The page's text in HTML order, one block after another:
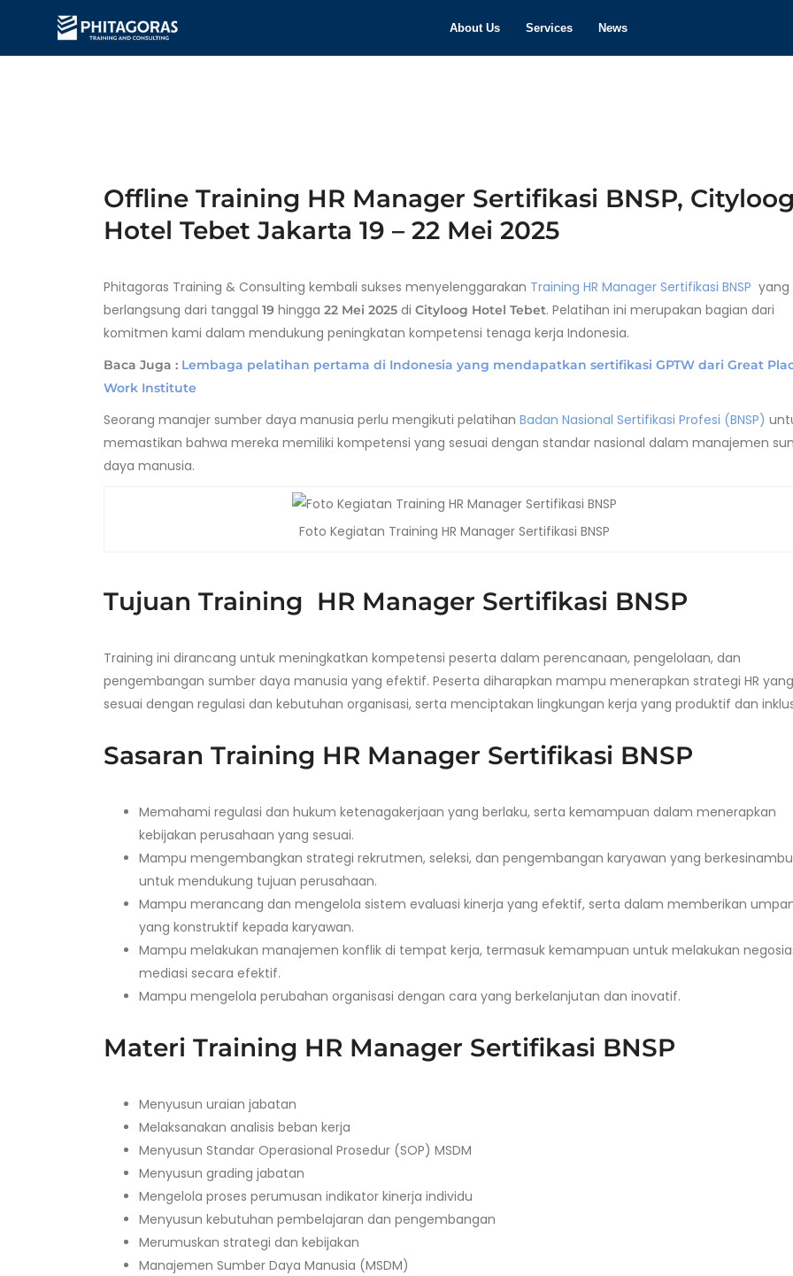
About Us Services News
Offline Training HR Manager Sertifikasi BNSP, Cityloog
Hotel Tebet Jakarta 19 – 22 Mei 2025
Phitagoras Training & Consulting kembali sukses menyelenggarakan Training HR Manager Sertifikasi BNSP yang
berlangsung dari tanggal 19 hingga 22 Mei 2025 di Cityloog Hotel Tebet. Pelatihan ini merupakan bagian dari
komitmen kami dalam mendukung peningkatan kompetensi tenaga kerja Indonesia.
Baca Juga : Lembaga pelatihan pertama di Indonesia yang mendapatkan sertifikasi GPTW dari Great
Work Institute
Seorang manajer sumber daya manusia perlu mengikuti pelatihan Badan Nasional Sertifikasi Profesi (BNSP)
memastikan bahwa mereka memiliki kompetensi yang sesuai dengan standar nasional dalam manajemen
daya manusia.
Foto Kegiatan Training HR Manager Sertifikasi BNSP
Tujuan Training HR Manager Sertifikasi BNSP
Training ini dirancang untuk meningkatkan kompetensi peserta dalam perencanaan, pengelolaan, dan
pengembangan sumber daya manusia yang efektif. Peserta diharapkan mampu menerapkan strategi HR yang
sesuai dengan regulasi dan kebutuhan organisasi, serta menciptakan lingkungan kerja yang produktif dan
Sasaran Training HR Manager Sertifikasi BNSP
Memahami regulasi dan hukum ketenagakerjaan yang berlaku, serta kemampuan dalam menerapkan
kebijakan perusahaan yang sesuai.
Mampu mengembangkan strategi rekrutmen, seleksi, dan pengembangan karyawan yang
untuk mendukung tujuan perusahaan.
Mampu merancang dan mengelola sistem evaluasi kinerja yang efektif, serta dalam memberikan
yang konstruktif kepada karyawan.
Mampu melakukan manajemen konflik di tempat kerja, termasuk kemampuan untuk melakukan
mediasi secara efektif.
Mampu mengelola perubahan organisasi dengan cara yang berkelanjutan dan inovatif.
Materi Training HR Manager Sertifikasi BNSP
Menyusun uraian jabatan
Melaksanakan analisis beban kerja
Menyusun Standar Operasional Prosedur (SOP) MSDM
Menyusun grading jabatan
Mengelola proses perumusan indikator kinerja individu
Menyusun kebutuhan pembelajaran dan pengembangan
Merumuskan strategi dan kebijakan
Manajemen Sumber Daya Manusia (MSDM)